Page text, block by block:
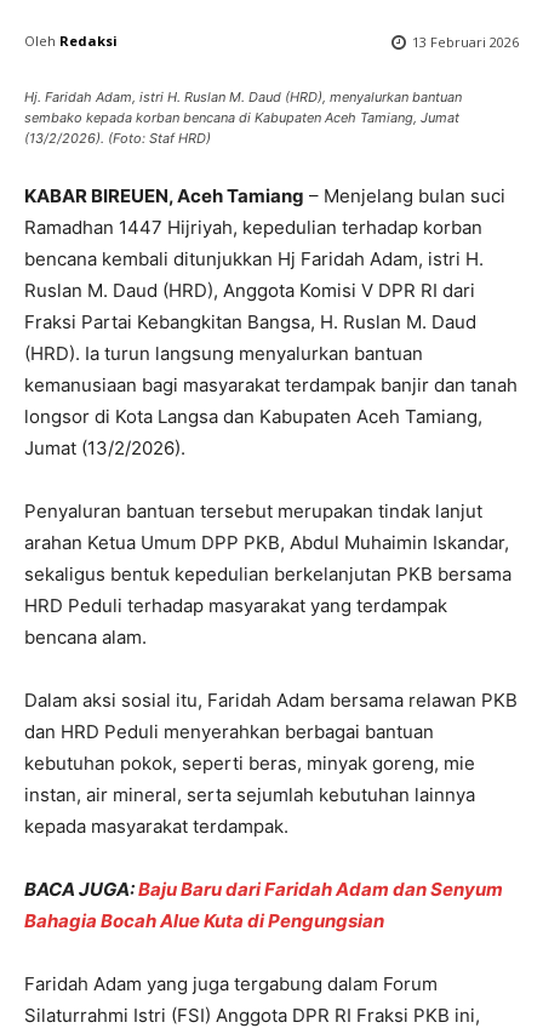
Oleh Redaksi 13 Februari 2026
Hj. Faridah Adam, istri H. Ruslan M. Daud (HRD), menyalurkan bantuan
sembako kepada korban bencana di Kabupaten Aceh Tamiang, Jumat
(13/2/2026). (Foto: Staf HRD)
KABAR BIREUEN, Aceh Tamiang – Menjelang bulan suci
Ramadhan 1447 Hijriyah, kepedulian terhadap korban
bencana kembali ditunjukkan Hj Faridah Adam, istri H.
Ruslan M. Daud (HRD), Anggota Komisi V DPR RI dari
Fraksi Partai Kebangkitan Bangsa, H. Ruslan M. Daud
(HRD). Ia turun langsung menyalurkan bantuan
kemanusiaan bagi masyarakat terdampak banjir dan tanah
longsor di Kota Langsa dan Kabupaten Aceh Tamiang,
Jumat (13/2/2026).
Penyaluran bantuan tersebut merupakan tindak lanjut
arahan Ketua Umum DPP PKB, Abdul Muhaimin Iskandar,
sekaligus bentuk kepedulian berkelanjutan PKB bersama
HRD Peduli terhadap masyarakat yang terdampak
bencana alam.
Dalam aksi sosial itu, Faridah Adam bersama relawan PKB
dan HRD Peduli menyerahkan berbagai bantuan
kebutuhan pokok, seperti beras, minyak goreng, mie
instan, air mineral, serta sejumlah kebutuhan lainnya
kepada masyarakat terdampak.
BACA JUGA:Baju Baru dari Faridah Adam dan Senyum
Bahagia Bocah Alue Kuta di Pengungsian
Faridah Adam yang juga tergabung dalam Forum
Silaturrahmi Istri (FSI) Anggota DPR RI Fraksi PKB ini,